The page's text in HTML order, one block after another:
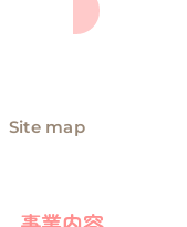
Site map